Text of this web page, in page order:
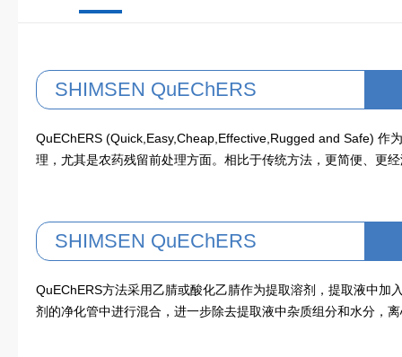
SHIMSEN QuEChERS
QuEChERS (Quick,Easy,Cheap,Effective,Rugged and Safe) 作
理，尤其是农药残留前处理方面。相比于传统方法，更简便、更
SHIMSEN QuEChERS
QuEChERS方法采用乙腈或酸化乙腈作为提取溶剂，提取液中
剂的净化管中进行混合，进一步除去提取液中杂质组分和水分，